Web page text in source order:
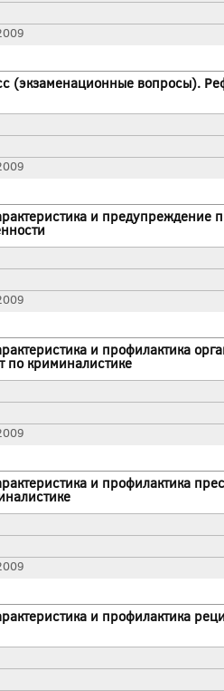
(экзаменационные вопросы).
и предупреждение
и профилактика
по криминалистике
и профилактика
и профилактика